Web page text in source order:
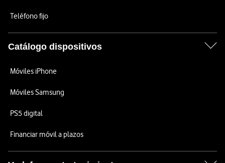
Teléfono fijo
Catálogo dispositivos
Móviles iPhone
Móviles Samsung
PS5 digital
Financiar móvil a plazos